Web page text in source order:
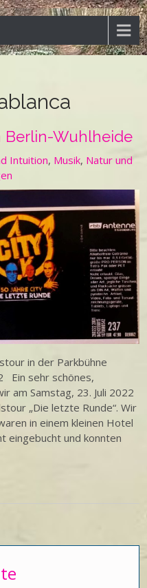
Berlin-Wuhlheide
Intuition, Musik, Natur und
in der Parkbühne
Ein sehr schönes,
am Samstag, 23. Juli 2022
„Die letzte Runde“. Wir
in einem kleinen Hotel
eingebucht und konnten